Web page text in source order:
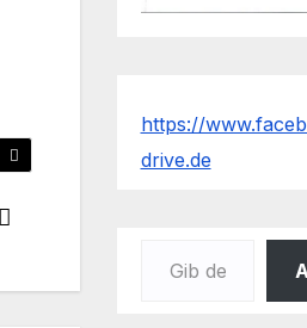
https://
drive.de